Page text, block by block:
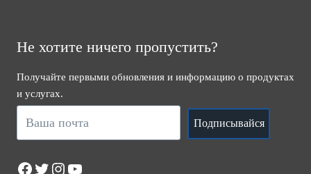
Не хотите ничего пропустить?
Получайте первыми обновления и информацию о продуктах
и услугах.
Подписывайся
Facebook
Twitter
Instagram
YouTube